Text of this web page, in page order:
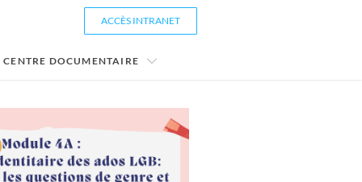
ACCÈS INTRANET
CENTRE DOCUMENTAIRE